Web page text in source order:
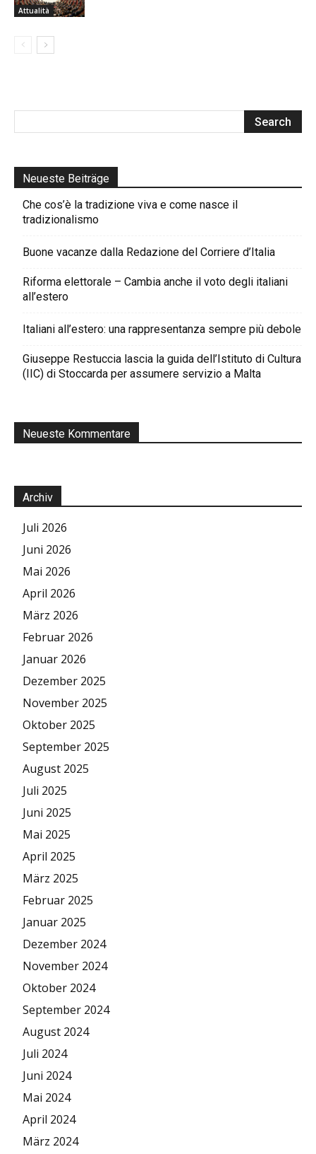
Attualità
Neueste Beiträge
Che cos’è la tradizione viva e come nasce il
tradizionalismo
Buone vacanze dalla Redazione del Corriere d’Italia
Riforma elettorale – Cambia anche il voto degli italiani
all’estero
Italiani all’estero: una rappresentanza sempre più debole
Giuseppe Restuccia lascia la guida dell’Istituto di Cultura
(IIC) di Stoccarda per assumere servizio a Malta
Neueste Kommentare
Archiv
Juli 2026
Juni 2026
Mai 2026
April 2026
März 2026
Februar 2026
Januar 2026
Dezember 2025
November 2025
Oktober 2025
September 2025
August 2025
Juli 2025
Juni 2025
Mai 2025
April 2025
März 2025
Februar 2025
Januar 2025
Dezember 2024
November 2024
Oktober 2024
September 2024
August 2024
Juli 2024
Juni 2024
Mai 2024
April 2024
März 2024